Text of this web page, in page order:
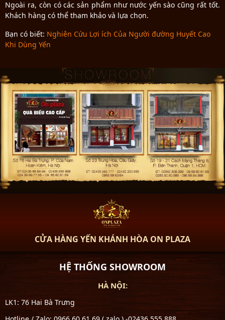
Ngoài ra, còn có các sản phẩm như nước yến sào cũng rất tốt.
Khách hàng có thể tham khảo và lựa chọn.
Bạn có biết: Nghiên Cứu Lợi ích Của Người đường Huyết Cao
Khi Dùng Yến
CỬA HÀNG YẾN KHÁNH HÒA ON PLAZA
HỆ THỐNG SHOWROOM
HÀ NỘI:
LK1: 76 Hai Bà Trưng